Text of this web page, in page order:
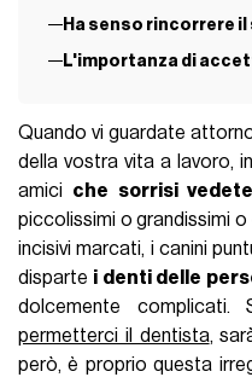
Ha senso rincorrere
L'importanza di
Quando vi guardate
della vostra vita a lavoro,
amici che sorrisi
piccolissimi o grandissimi
incisivi marcati, i canini
disparte i denti delle
dolcemente complicati.
permetterci il dentista,
però, è proprio questa